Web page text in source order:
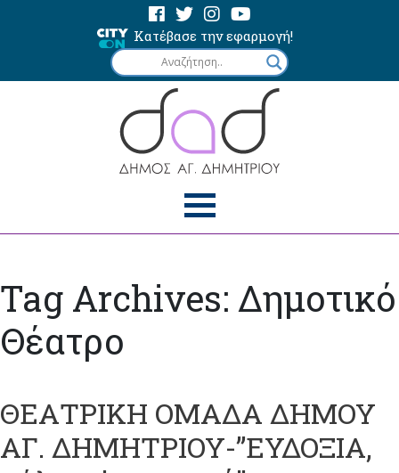
Κατέβασε την εφαρμογή!
Tag Archives: Δημοτικό
Θέατρο
ΘΕΑΤΡΙΚΗ ΟΜΑΔΑ ΔΗΜΟΥ
ΑΓ. ΔΗΜΗΤΡΙΟΥ-”ΕΥΔΟΞΙΑ,